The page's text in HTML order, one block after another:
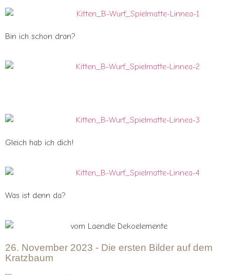
Bin ich schon dran?
Gleich hab ich dich!
Was ist denn da?
26. November 2023 - Die ersten Bilder auf dem
Kratzbaum